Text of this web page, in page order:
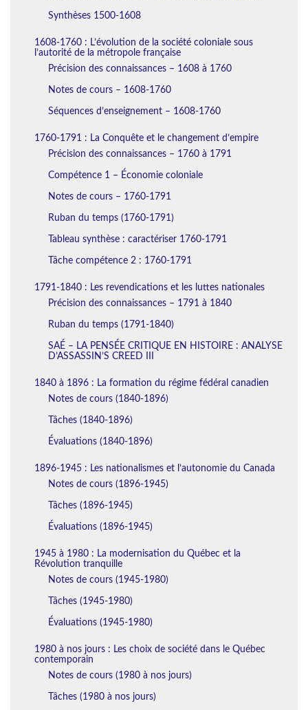
Synthèses 1500-1608
1608-1760 : L’évolution de la société coloniale sous
l’autorité de la métropole française
Précision des connaissances – 1608 à 1760
Notes de cours – 1608-1760
Séquences d’enseignement – 1608-1760
1760-1791 : La Conquête et le changement d’empire
Précision des connaissances – 1760 à 1791
Compétence 1 – Économie coloniale
Notes de cours – 1760-1791
Ruban du temps (1760-1791)
Tableau synthèse : caractériser 1760-1791
Tâche compétence 2 : 1760-1791
1791-1840 : Les revendications et les luttes nationales
Précision des connaissances – 1791 à 1840
Ruban du temps (1791-1840)
SAÉ – LA PENSÉE CRITIQUE EN HISTOIRE : ANALYSE
D’ASSASSIN’S CREED III
1840 à 1896 : La formation du régime fédéral canadien
Notes de cours (1840-1896)
Tâches (1840-1896)
Évaluations (1840-1896)
1896-1945 : Les nationalismes et l’autonomie du Canada
Notes de cours (1896-1945)
Tâches (1896-1945)
Évaluations (1896-1945)
1945 à 1980 : La modernisation du Québec et la
Révolution tranquille
Notes de cours (1945-1980)
Tâches (1945-1980)
Évaluations (1945-1980)
1980 à nos jours : Les choix de société dans le Québec
contemporain
Notes de cours (1980 à nos jours)
Tâches (1980 à nos jours)